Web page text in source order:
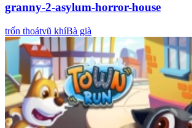
granny-2-asylum-horror-house
trốn thoátvũ khíBà già